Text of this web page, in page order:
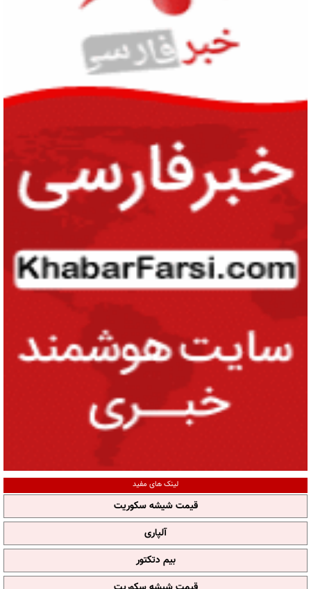
لینک های مفید
قیمت شیشه سکوریت
آلپاری
بیم دتکتور